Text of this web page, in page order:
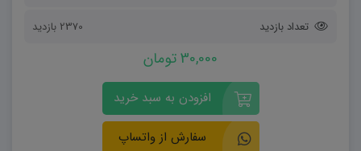
تعداد بازدید 2370 بازدید
30,000 تومان
افزودن به سبد خرید
سفارش از واتساپ